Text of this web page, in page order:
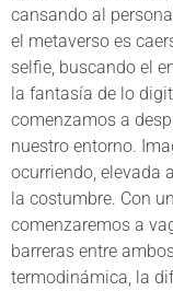
cansando al
el metaverso es
selfie, buscando el
la fantasía de lo
comenzamos a
nuestro entorno.
ocurriendo, elevada
la costumbre. Con
comenzaremos a
barreras entre
termodinámica, la